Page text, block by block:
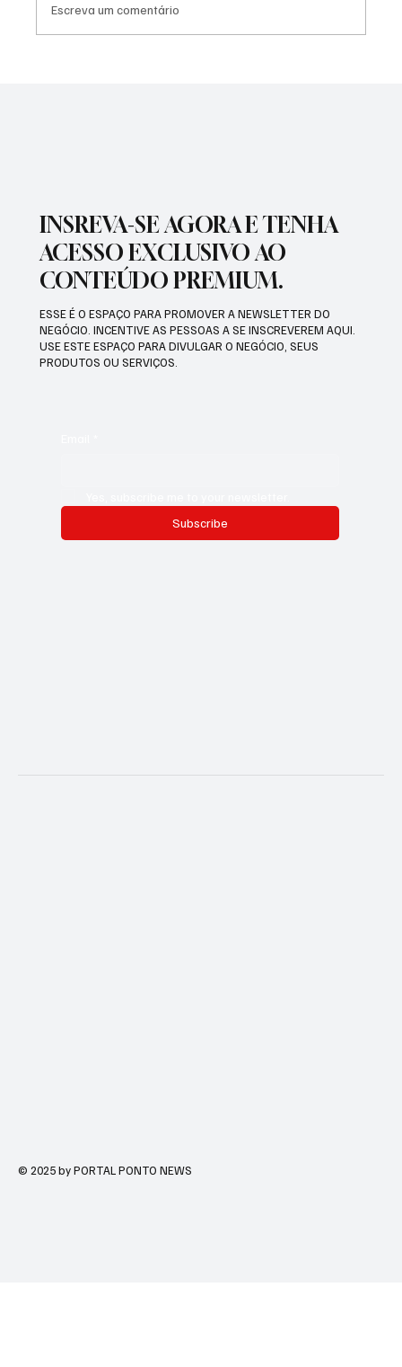
Escreva um comentário
INSREVA-SE AGORA E TENHA
ACESSO EXCLUSIVO AO
CONTEÚDO PREMIUM.
ESSE É O ESPAÇO PARA PROMOVER A NEWSLETTER DO
NEGÓCIO. INCENTIVE AS PESSOAS A SE INSCREVEREM AQUI.
USE ESTE ESPAÇO PARA DIVULGAR O NEGÓCIO, SEUS
PRODUTOS OU SERVIÇOS.
Subscribe
© 2025 by PORTAL PONTO NEWS